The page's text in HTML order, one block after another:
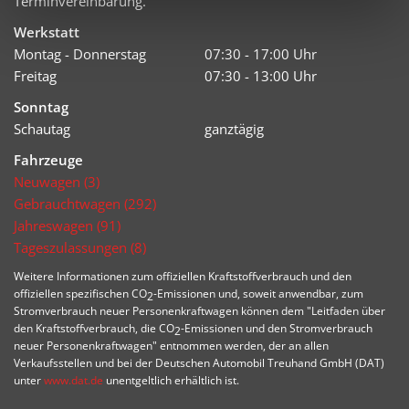
Werkstatt
Montag - Donnerstag
07:30 - 17:00 Uhr
Freitag
07:30 - 13:00 Uhr
Sonntag
Schautag
ganztägig
Fahrzeuge
Neuwagen (3)
Gebrauchtwagen (292)
Jahreswagen (91)
Tageszulassungen (8)
Weitere Informationen zum offiziellen Kraftstoffverbrauch und den
offiziellen spezifischen CO2-Emissionen und, soweit anwendbar, zum
Stromverbrauch neuer Personenkraftwagen können dem "Leitfaden über
den Kraftstoffverbrauch, die CO2-Emissionen und den Stromverbrauch
neuer Personenkraftwagen" entnommen werden, der an allen
Verkaufsstellen und bei der Deutschen Automobil Treuhand GmbH (DAT)
unterwww.dat.de unentgeltlich erhältlich ist.